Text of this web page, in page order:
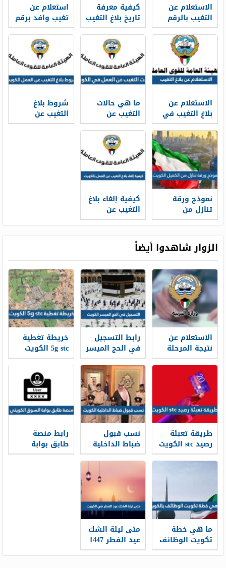
الاستعلام عن
التغيب بالرقم
المدني بالكويت
2026
كيفية معرفة
تاريخ بلاغ التغيب
والهروب عن
العمل 2026
الكويت
استعلام عن
تغيب وافد برقم
الإقامة الكويت
2026
الاستعلام عن
بلاغ التغيب في
الكويت 2026 عبر
أسهل
ما هي حالات
التغيب عن
العمل في
الكويت
بالعقوبات
المفروضة
شروط بلاغ
التغيب عن
العمل في
نموذج ورقة
تنازل من
الكفيل الكويت
كيفية إلغاء بلاغ
التغيب عن
العمل بالكويت
الزوار شاهدوا أيضاً
الاستعلام عن
نتيجة المرحلة
المتوسطة
بالرقم المدني
في الكويت
رابط التسجيل
في الحج الميسر
الكويت 2026 عبر
بوابة الحج
الكويتية
خريطة تغطية
5g stc الكويت
طريقة تعبئة
رصيد stc الكويت
بالخطوات 2026
نسب قبول
ضباط الداخلية
الكويت 2025 /
2026
رابط منصة
طابق بوابة
السوق الكويتي
ما هي خطة
تكويت الوظائف
بالكويت
متى ليلة الشك
عيد الفطر 1447
في الكويت